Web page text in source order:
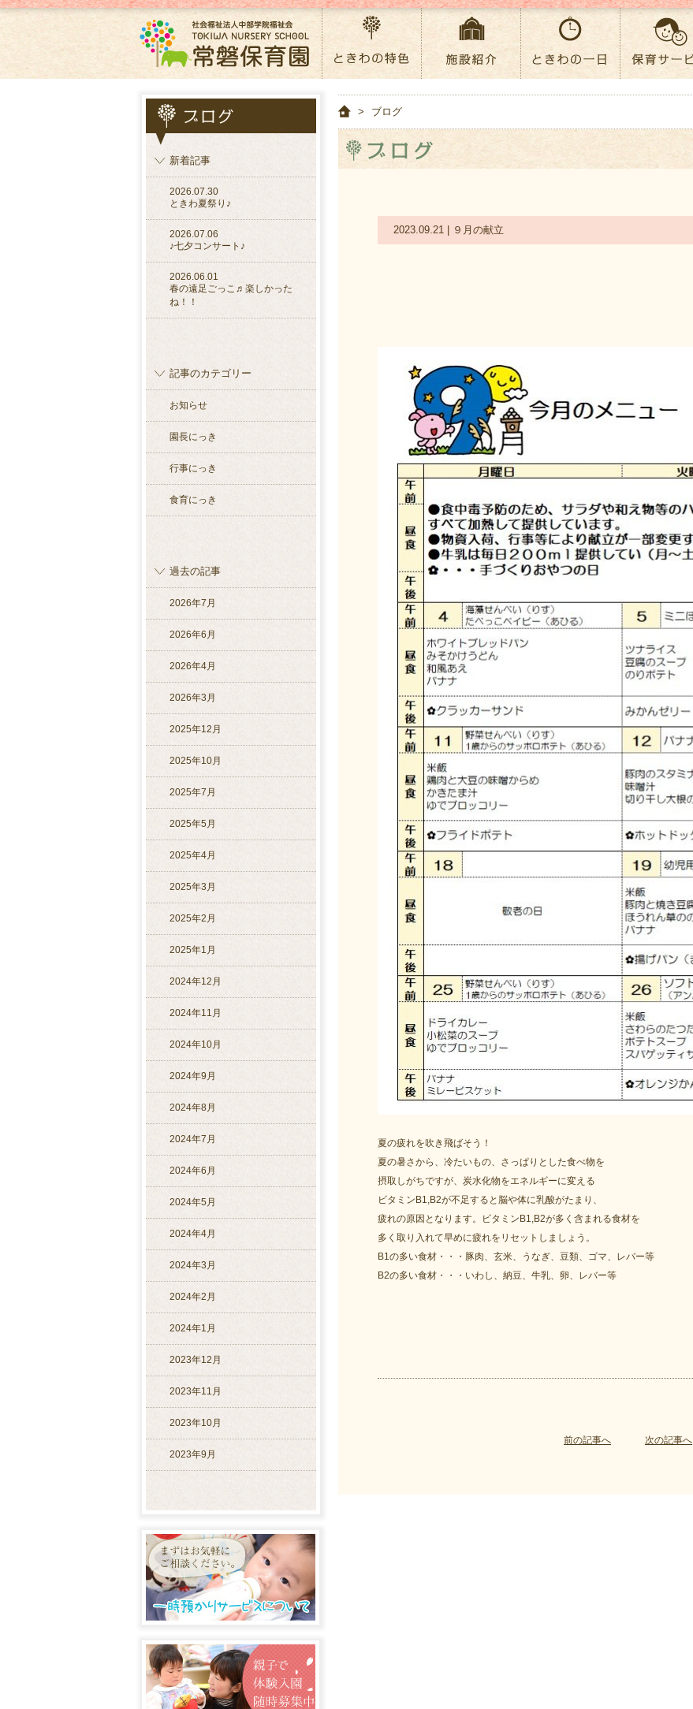
新着記事
2026.07.30
ときわ夏祭り♪
2026.07.06
♪七夕コンサート♪
2026.06.01
春の遠足ごっこ♬楽しかった
ね！！
記事のカテゴリー
お知らせ
園長にっき
行事にっき
食育にっき
過去の記事
2026年7月
2026年6月
2026年4月
2026年3月
2025年12月
2025年10月
2025年7月
2025年5月
2025年4月
2025年3月
2025年2月
2025年1月
2024年12月
2024年11月
2024年10月
2024年9月
2024年8月
2024年7月
2024年6月
2024年5月
2024年4月
2024年3月
2024年2月
2024年1月
2023年12月
2023年11月
2023年10月
2023年9月
> ブログ
2023.09.21 | ９月の献立
夏の疲れを吹き飛ばそう！
夏の暑さから、冷たいもの、さっぱりとした食べ物を
摂取しがちですが、炭水化物をエネルギーに変える
ビタミンB1,B2が不足すると脳や体に乳酸がたまり、
疲れの原因となります。ビタミンB1,B2が多く含まれる食材を
多く取り入れて早めに疲れをリセットしましょう。
B1の多い食材・・・豚肉、玄米、うなぎ、豆類、ゴマ、レバー等
B2の多い食材・・・いわし、納豆、牛乳、卵、レバー等
前の記事へ 次の記事へ